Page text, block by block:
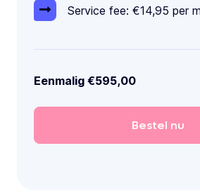
Service fee: €14,95 per
Eenmalig €595,00
Bestel nu